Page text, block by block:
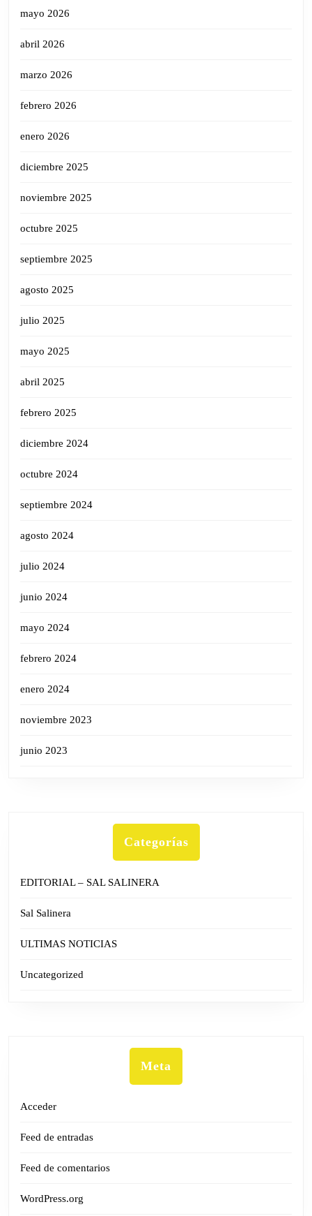
mayo 2026
abril 2026
marzo 2026
febrero 2026
enero 2026
diciembre 2025
noviembre 2025
octubre 2025
septiembre 2025
agosto 2025
julio 2025
mayo 2025
abril 2025
febrero 2025
diciembre 2024
octubre 2024
septiembre 2024
agosto 2024
julio 2024
junio 2024
mayo 2024
febrero 2024
enero 2024
noviembre 2023
junio 2023
Categorías
EDITORIAL – SAL SALINERA
Sal Salinera
ULTIMAS NOTICIAS
Uncategorized
Meta
Acceder
Feed de entradas
Feed de comentarios
WordPress.org